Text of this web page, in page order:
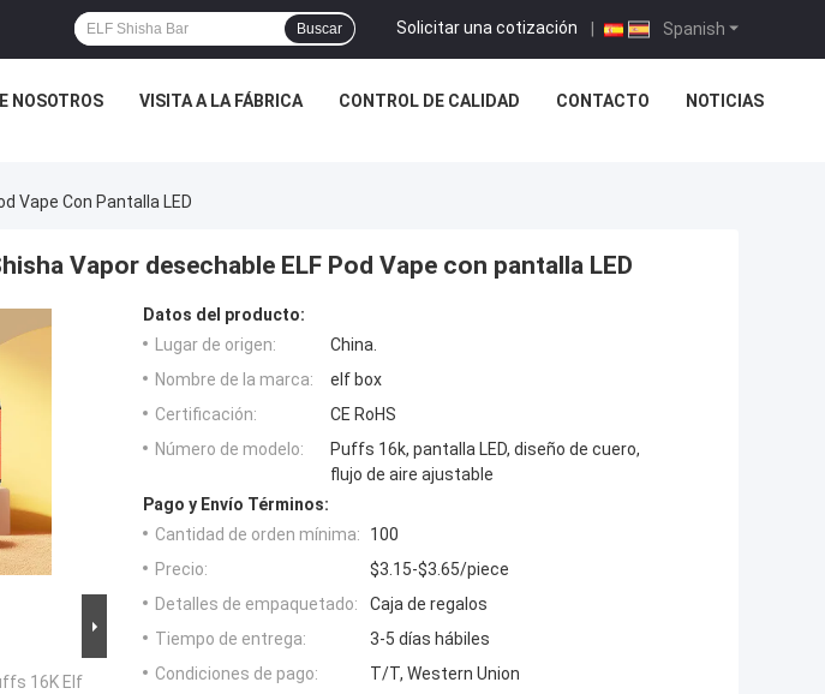
Spanish
Solicitar una cotización |
Buscar
NOSOTROS VISITA A LA FÁBRICA CONTROL DE CALIDAD CONTACTO NOTICIAS
Vape Con Pantalla LED
Vapor desechable ELF Pod Vape con pantalla LED
16K Elf
Datos del producto:
Lugar de origen:
China.
Nombre de la marca:
elf box
Certificación:
CE RoHS
Número de modelo:
Puffs 16k, pantalla LED, diseño de cuero,
flujo de aire ajustable
Pago y Envío Términos:
Cantidad de orden mínima:
100
Precio:
$3.15-$3.65/piece
Detalles de empaquetado:
Caja de regalos
Tiempo de entrega:
3-5 días hábiles
Condiciones de pago:
T/T, Western Union